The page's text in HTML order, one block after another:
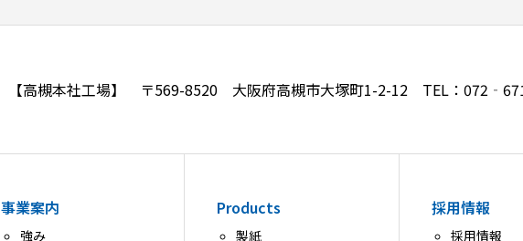
【高槻本社工場】 〒569-8520 大阪府高槻市大塚町1-2-12 TEL：
事業案内
強み
Products
製紙
採用情報
採用情報